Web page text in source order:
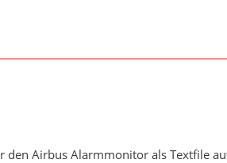
den Airbus Alarmmonitor als Textfile